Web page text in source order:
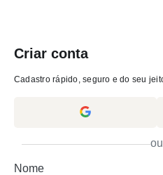
Criar conta
Cadastro rápido, seguro e do seu
ou
Nome